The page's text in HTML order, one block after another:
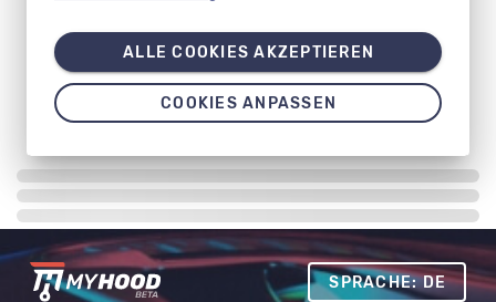
SPRACHE: DE
ALLE COOKIES AKZEPTIEREN
COOKIES ANPASSEN